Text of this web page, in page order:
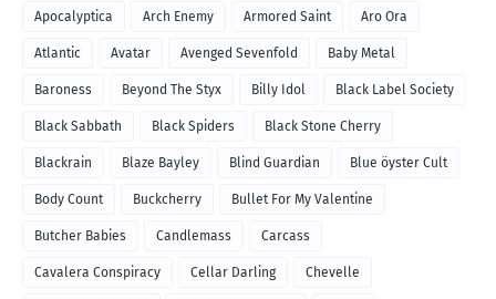
Apocalyptica Arch Enemy Armored Saint Aro Ora
Atlantic Avatar Avenged Sevenfold Baby Metal
Baroness Beyond The Styx Billy Idol Black Label Society
Black Sabbath Black Spiders Black Stone Cherry
Blackrain Blaze Bayley Blind Guardian Blue öyster Cult
Body Count Buckcherry Bullet For My Valentine
Butcher Babies Candlemass Carcass
Cavalera Conspiracy Cellar Darling Chevelle